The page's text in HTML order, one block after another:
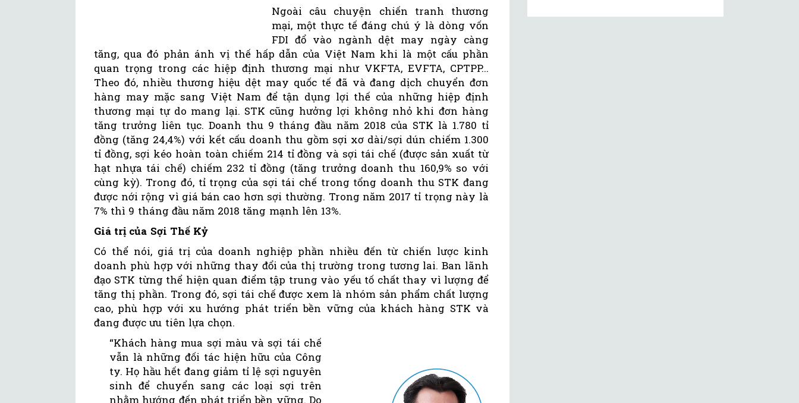
Ngoài câu chuyện chiến tranh thương
mại, một thực tế đáng chú ý là dòng vốn
FDI đổ vào ngành dệt may ngày càng
tăng, qua đó phản ánh vị thế hấp dẫn của Việt Nam khi là một cấu phần
quan trọng trong các hiệp định thương mại như VKFTA, EVFTA, CPTPP...
Theo đó, nhiều thương hiệu dệt may quốc tế đã và đang dịch chuyển đơn
hàng may mặc sang Việt Nam để tận dụng lợi thế của những hiệp định
thương mại tự do mang lại. STK cũng hưởng lợi không nhỏ khi đơn hàng
tăng trưởng liên tục. Doanh thu 9 tháng đầu năm 2018 của STK là 1.780 tỉ
đồng (tăng 24,4%) với kết cấu doanh thu gồm sợi xơ dài/sợi dún chiếm 1.300
tỉ đồng, sợi kéo hoàn toàn chiếm 214 tỉ đồng và sợi tái chế (được sản xuất từ
hạt nhựa tái chế) chiếm 232 tỉ đồng (tăng trưởng doanh thu 160,9% so với
cùng kỳ). Trong đó, tỉ trọng của sợi tái chế trong tổng doanh thu STK đang
được nới rộng vì giá bán cao hơn sợi thường. Trong năm 2017 tỉ trọng này là
7% thì 9 tháng đầu năm 2018 tăng mạnh lên 13%.
Giá trị của Sợi Thế Kỷ
Có thể nói, giá trị của doanh nghiệp phần nhiều đến từ chiến lược kinh
doanh phù hợp với những thay đổi của thị trường trong tương lai. Ban lãnh
đạo STK từng thể hiện quan điểm tập trung vào yếu tố chất thay vì lượng để
tăng thị phần. Trong đó, sợi tái chế được xem là nhóm sản phẩm chất lượng
cao, phù hợp với xu hướng phát triển bền vững của khách hàng STK và
đang được ưu tiên lựa chọn.
“Khách hàng mua sợi màu và sợi tái chế
vẫn là những đối tác hiện hữu của Công
ty. Họ hầu hết đang giảm tỉ lệ sợi nguyên
sinh để chuyển sang các loại sợi trên
nhằm hướng đến phát triển bền vững. Do